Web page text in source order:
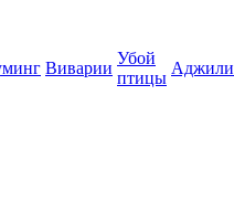
Виварии
Убой
птицы